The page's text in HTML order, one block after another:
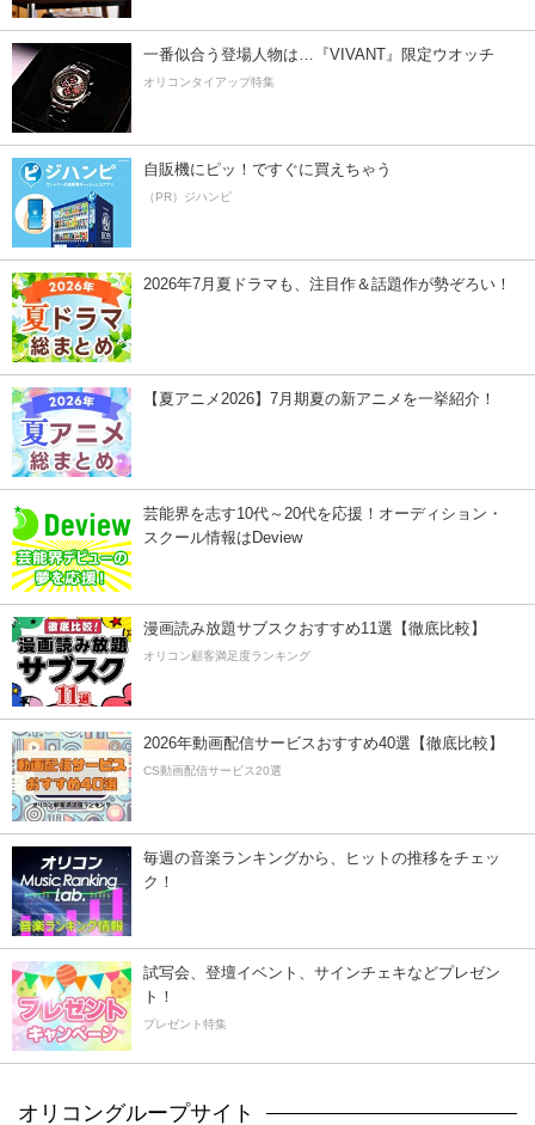
一番似合う登場人物は…『VIVANT』限定ウオッチ
オリコンタイアップ特集
自販機にピッ！ですぐに買えちゃう
（PR）ジハンピ
2026年7月夏ドラマも、注目作＆話題作が勢ぞろい！
【夏アニメ2026】7月期夏の新アニメを一挙紹介！
芸能界を志す10代～20代を応援！オーディション・
スクール情報はDeview
漫画読み放題サブスクおすすめ11選【徹底比較】
オリコン顧客満足度ランキング
2026年動画配信サービスおすすめ40選【徹底比較】
CS動画配信サービス20選
毎週の音楽ランキングから、ヒットの推移をチェッ
ク！
試写会、登壇イベント、サインチェキなどプレゼン
ト！
プレゼント特集
オリコングループサイト